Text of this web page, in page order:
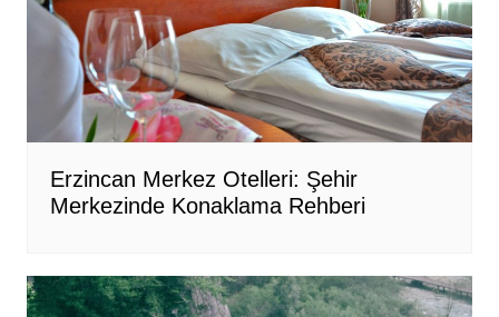
Erzincan Merkez Otelleri: Şehir
Merkezinde Konaklama Rehberi